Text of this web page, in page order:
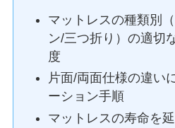
マットレスの種類別
ン/三つ折り）の適切
度
片面/両面仕様の違い
ーション手順
マットレスの寿命を